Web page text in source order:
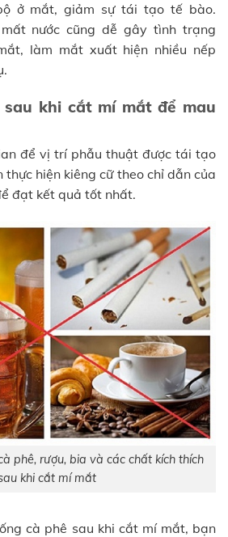
ở mắt, giảm sự tái tạo tế bào.
nước cũng dễ gây tình trạng
làm mắt xuất hiện nhiều nếp
sau khi cắt mí mắt để mau
để vị trí phẫu thuật được tái tạo
thực hiện kiêng cữ theo chỉ dẫn của
đạt kết quả tốt nhất.
phê, rượu, bia và các chất kích thích
khi cắt mí mắt
cà phê sau khi cắt mí mắt, bạn